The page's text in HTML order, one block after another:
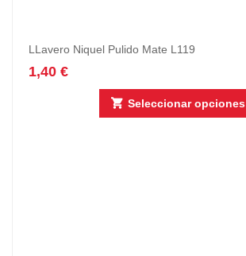
LLavero Niquel Pulido Mate L119
1,40 €
Seleccionar opciones